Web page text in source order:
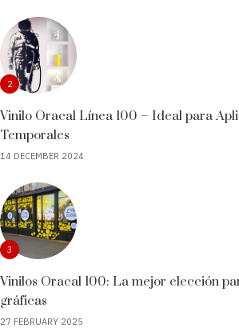
2
Vinilo Oracal Línea 100 – Ideal para
Temporales
14 DECEMBER 2024
3
Vinilos Oracal 100: La mejor elección
gráficas
27 FEBRUARY 2025